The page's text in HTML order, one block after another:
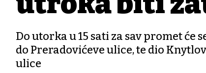
Do utorka u 15 sati za sav promet će
do Preradovićeve ulice, te dio
ulice